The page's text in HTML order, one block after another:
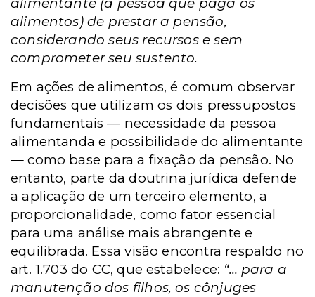
alimentos) de prestar a pensão,
considerando seus recursos e sem
comprometer seu sustento.
Em ações de alimentos, é comum observar
decisões que utilizam os dois pressupostos
fundamentais — necessidade da pessoa
alimentanda e possibilidade do alimentante
— como base para a fixação da pensão. No
entanto, parte da doutrina jurídica defende
a aplicação de um terceiro elemento, a
proporcionalidade, como fator essencial
para uma análise mais abrangente e
equilibrada. Essa visão encontra respaldo no
art. 1.703 do CC, que estabelece: “… para a
manutenção dos filhos, os cônjuges